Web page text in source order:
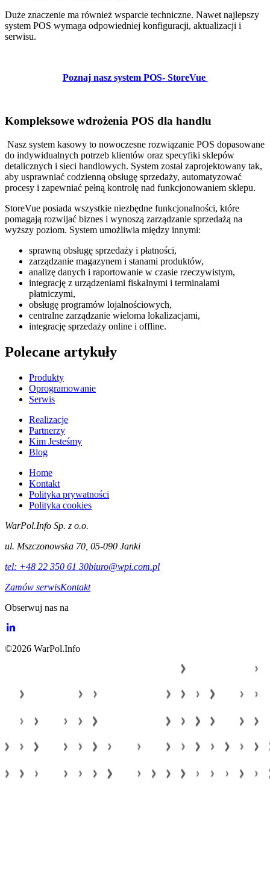
Duże znaczenie ma również wsparcie techniczne. Nawet najlepszy
system POS wymaga odpowiedniej konfiguracji, aktualizacji i
serwisu.
Poznaj nasz system POS- StoreVue
Kompleksowe wdrożenia POS dla handlu
Nasz system kasowy to nowoczesne rozwiązanie POS dopasowane
do indywidualnych potrzeb klientów oraz specyfiki sklepów
detalicznych i sieci handlowych. System został zaprojektowany tak,
aby usprawniać codzienną obsługę sprzedaży, automatyzować
procesy i zapewniać pełną kontrolę nad funkcjonowaniem sklepu.
StoreVue posiada wszystkie niezbędne funkcjonalności, które
pomagają rozwijać biznes i wynoszą zarządzanie sprzedażą na
wyższy poziom. System umożliwia między innymi:
sprawną obsługę sprzedaży i płatności,
zarządzanie magazynem i stanami produktów,
analizę danych i raportowanie w czasie rzeczywistym,
integrację z urządzeniami fiskalnymi i terminalami
płatniczymi,
obsługę programów lojalnościowych,
centralne zarządzanie wieloma lokalizacjami,
integrację sprzedaży online i offline.
Polecane artykuły
Produkty
Oprogramowanie
Serwis
Realizacje
Partnerzy
Kim Jesteśmy
Blog
Home
Kontakt
Polityka prywatności
Polityka cookies
WarPol.Info Sp. z o.o.
ul. Mszczonowska 70, 05-090 Janki
tel: +48 22 350 61 30biuro@wpi.com.pl
Zamów serwisKontakt
Obserwuj nas na
©2026 WarPol.Info